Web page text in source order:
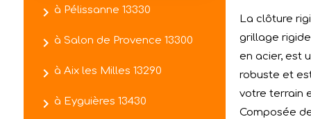
navigate_next à Pélissanne 13330
navigate_next à Salon de Provence 13300
navigate_next à Aix les Milles 13290
navigate_next à Eyguières 13430
La clôture
grillage
en acier, est
robuste et
votre terrain
Composée